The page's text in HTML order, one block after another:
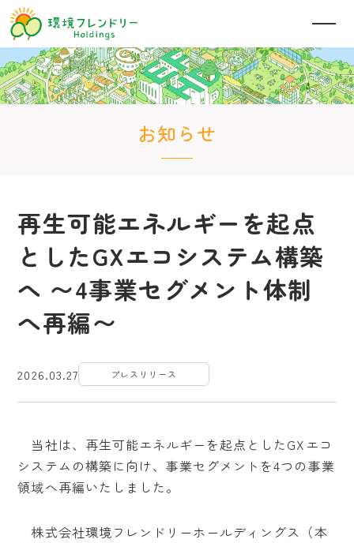
お知らせ
再生可能エネルギーを起点
としたGXエコシステム構築
へ 〜4事業セグメント体制
へ再編〜
2026.03.27 プレスリリース
当社は、再生可能エネルギーを起点としたGXエコ
システムの構築に向け、事業セグメントを4つの事業
領域へ再編いたしました。
株式会社環境フレンドリーホールディングス（本